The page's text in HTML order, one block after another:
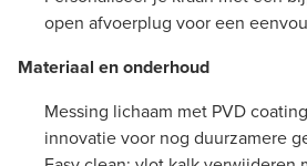
open afvoerplug voor een
Materiaal en onderhoud
Messing lichaam met PVD
innovatie voor nog duurzamere